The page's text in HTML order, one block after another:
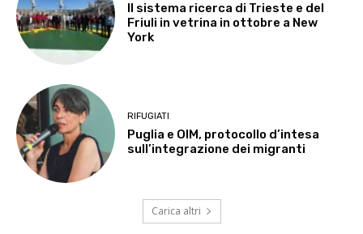
Il sistema ricerca di Trieste e del
Friuli in vetrina in ottobre a New
York
RIFUGIATI
Puglia e OIM, protocollo d’intesa
sull’integrazione dei migranti
Carica altri